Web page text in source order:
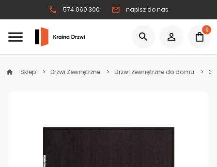
574 060 300 napisz do nas
0
Sklep Drzwi Zewnętrzne Drzwi zewnętrzne do domu